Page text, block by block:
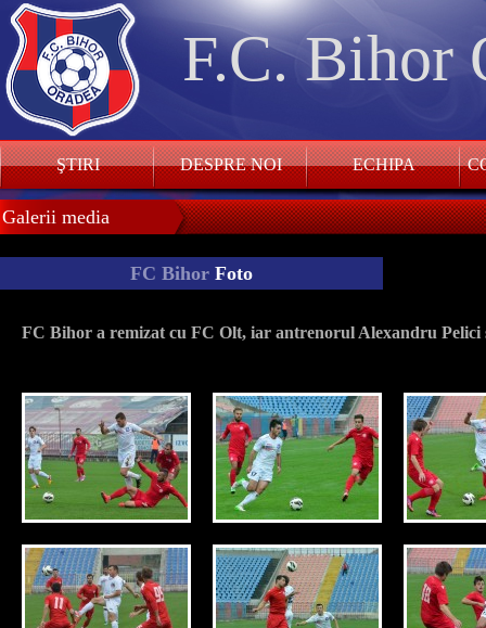
F.C. Bihor
ŞTIRI DESPRE NOI ECHIPA
Galerii media
FC Bihor Foto
FC Bihor a remizat cu FC Olt, iar antrenorul Alexandru Pelici